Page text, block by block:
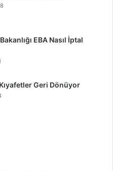
EBA Nasıl İptal
Geri Dönüyor